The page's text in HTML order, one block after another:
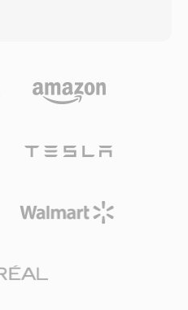
na zewnatrz z
Format obsluguje
go niezawodnym
podejscie do
oznacza, ze
miedzy
co czyni go
archiwizacji.
jest jednym z
bez duzych
ID3v1, ID3v2 i